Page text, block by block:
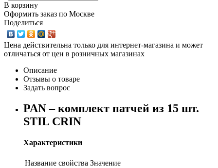
В корзину
Оформить заказ по Москве
Поделиться
Цена действительна только для интернет-магазина и может
отличаться от цен в розничных магазинах
Описание
Отзывы о товаре
Задать вопрос
PAN – комплект патчей из 15 шт.
STIL CRIN
Характеристики
Название свойства Значение